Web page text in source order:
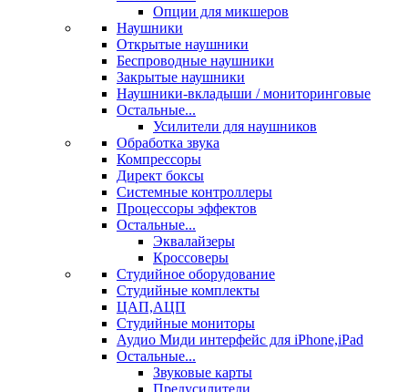
Опции для микшеров
Наушники
Открытые наушники
Беспроводные наушники
Закрытые наушники
Наушники-вкладыши / мониторинговые
Остальные...
Усилители для наушников
Обработка звука
Компрессоры
Директ боксы
Системные контроллеры
Процессоры эффектов
Остальные...
Эквалайзеры
Кроссоверы
Студийное оборудование
Студийные комплекты
ЦАП,АЦП
Студийные мониторы
Аудио Миди интерфейс для iPhone,iPad
Остальные...
Звуковые карты
Предусилители